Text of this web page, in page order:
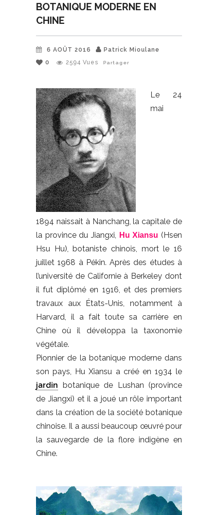
BOTANIQUE MODERNE EN
CHINE
6 AOÛT 2016
Patrick Mioulane
0
2594 Vues Partager
Le 24
mai
1894 naissait à Nanchang, la capitale de
la province du Jiangxi,
Hu Xiansu (Hsen
Hsu Hu), botaniste chinois, mort le 16
juillet 1968 à Pékin. Après des études à
l’université de Californie à Berkeley dont
il fut diplômé en 1916, et des premiers
travaux aux États-Unis, notamment à
Harvard, il a fait toute sa carrière en
Chine où il développa la taxonomie
végétale.
Pionnier de la botanique moderne dans
son pays, Hu Xiansu a créé en 1934 le
jardin botanique de Lushan (province
de Jiangxi) et il a joué un rôle important
dans la création de la société botanique
chinoise. Il a aussi beaucoup œuvré pour
la sauvegarde de la flore indigène en
Chine.